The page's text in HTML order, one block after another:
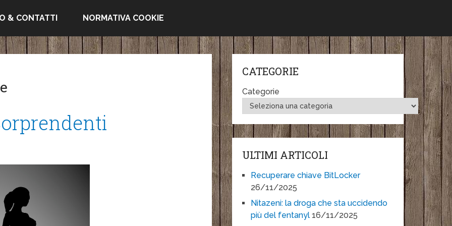
& CONTATTI NORMATIVA COOKIE
CATEGORIE
Categorie
ULTIMI ARTICOLI
Recuperare chiave BitLocker
26/11/2025
Nitazeni: la droga che sta uccidendo
più del fentanyl 16/11/2025